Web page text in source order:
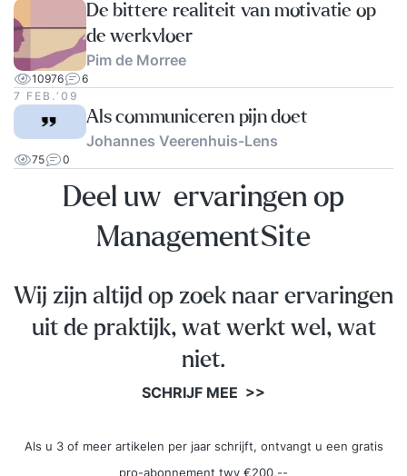
De bittere realiteit van motivatie op
de werkvloer
Pim de Morree
10976
6
7 FEB.‘09
Als communiceren pijn doet
Johannes Veerenhuis-Lens
75 0
Deel uw ervaringen op
ManagementSite
Wij zijn altijd op zoek naar ervaringen
uit de praktijk, wat werkt wel, wat
niet.
SCHRIJF MEE >>
Als u 3 of meer artikelen per jaar schrijft, ontvangt u een gratis
pro-abonnement twv €200,--